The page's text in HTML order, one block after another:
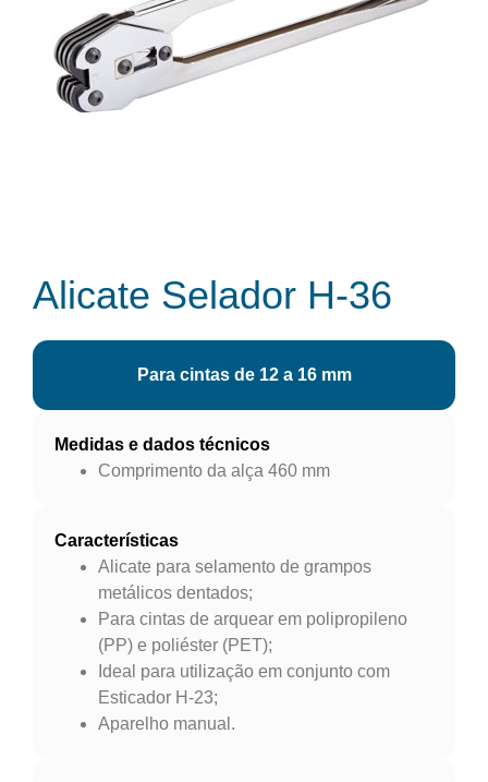
Alicate Selador H-36
Para cintas de 12 a 16 mm
Medidas e dados técnicos
Comprimento da alça 460 mm
Características
Alicate para selamento de grampos
metálicos dentados;
Para cintas de arquear em polipropileno
(PP) e poliéster (PET);
Ideal para utilização em conjunto com
Esticador H-23;
Aparelho manual.